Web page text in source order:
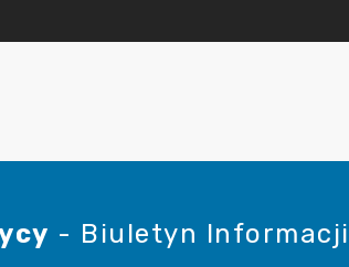
- Biuletyn